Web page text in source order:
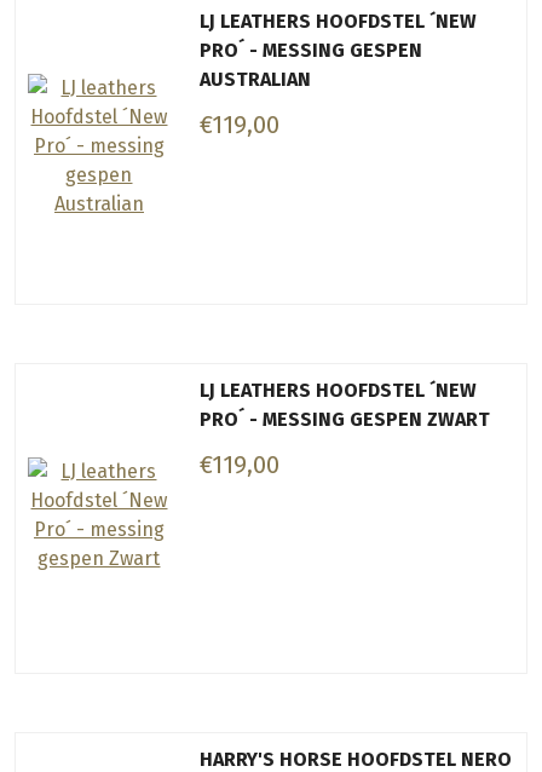
LJ LEATHERS HOOFDSTEL ´NEW
PRO´ - MESSING GESPEN
AUSTRALIAN
€119,00
LJ LEATHERS HOOFDSTEL ´NEW
PRO´ - MESSING GESPEN ZWART
€119,00
HARRY'S HORSE HOOFDSTEL NERO